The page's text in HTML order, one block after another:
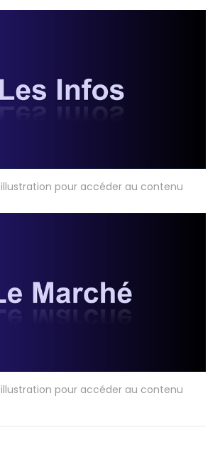
pour accéder au contenu
pour accéder au contenu